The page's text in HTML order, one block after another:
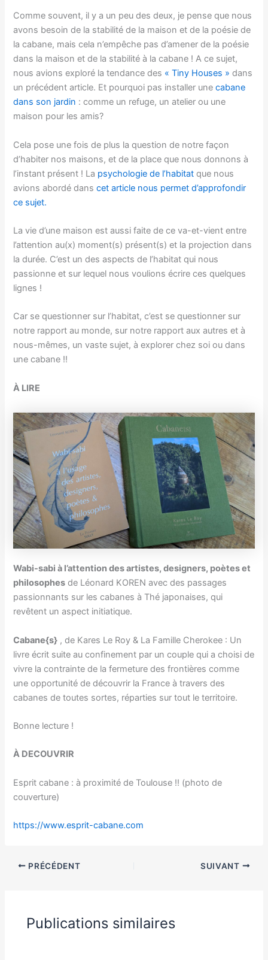
Comme souvent, il y a un peu des deux, je pense que nous
avons besoin de la stabilité de la maison et de la poésie de
la cabane, mais cela n’empêche pas d’amener de la poésie
dans la maison et de la stabilité à la cabane ! A ce sujet,
nous avions exploré la tendance des « Tiny Houses » dans
un précédent article. Et pourquoi pas installer unecabane
dans son jardin : comme un refuge, un atelier ou une
maison pour les amis?
Cela pose une fois de plus la question de notre façon
d’habiter nos maisons, et de la place que nous donnons à
l’instant présent ! La psychologie de l’habitat que nous
avions abordé danscet article nous permet d’approfondir
ce sujet.
La vie d’une maison est aussi faite de ce va-et-vient entre
l’attention au(x) moment(s) présent(s) et la projection dans
la durée. C’est un des aspects de l’habitat qui nous
passionne et sur lequel nous voulions écrire ces quelques
lignes !
Car se questionner sur l’habitat, c’est se questionner sur
notre rapport au monde, sur notre rapport aux autres et à
nous-mêmes, un vaste sujet, à explorer chez soi ou dans
une cabane !!
À LIRE
Wabi-sabi à l’attention des artistes, designers, poètes et
philosophes de Léonard KOREN avec des passages
passionnants sur les cabanes à Thé japonaises, qui
revêtent un aspect initiatique.
Cabane{s} , de Kares Le Roy & La Famille Cherokee : Un
livre écrit suite au confinement par un couple qui a choisi de
vivre la contrainte de la fermeture des frontières comme
une opportunité de découvrir la France à travers des
cabanes de toutes sortes, réparties sur tout le territoire.
Bonne lecture !
À DECOUVRIR
Esprit cabane : à proximité de Toulouse !! (photo de
couverture)
https://www.esprit-cabane.com
PRÉCÉDENT SUIVANT
Publications similaires